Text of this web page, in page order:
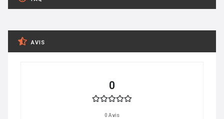
AVIS
0
0 Avis